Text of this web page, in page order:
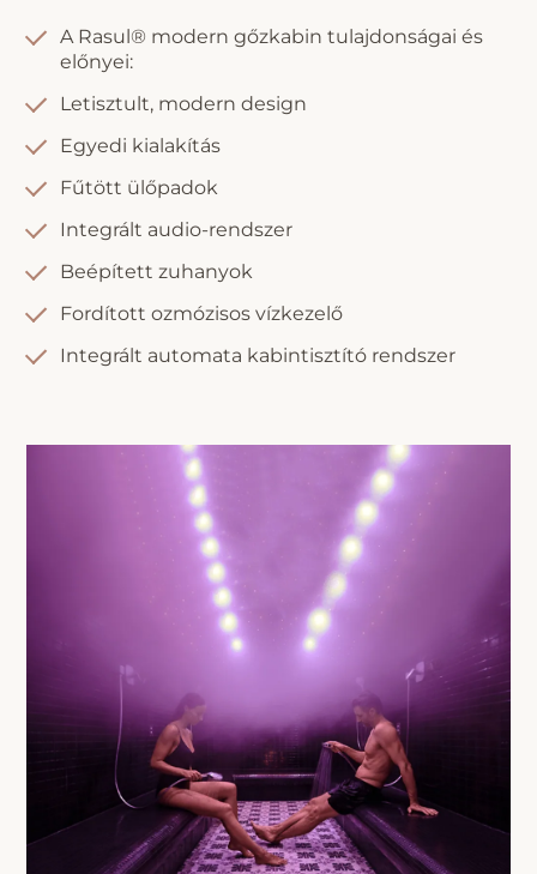
A Rasul® modern gőzkabin tulajdonságai és
előnyei:
Letisztult, modern design
Egyedi kialakítás
Fűtött ülőpadok
Integrált audio-rendszer
Beépített zuhanyok
Fordított ozmózisos vízkezelő
Integrált automata kabintisztító rendszer